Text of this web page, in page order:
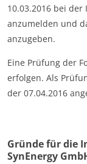
10.03.2016 bei
anzumelden und
anzugeben.
Eine Prüfung der
erfolgen. Als
der 07.04.2016
Gründe für die
SynEnergy